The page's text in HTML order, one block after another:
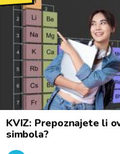
KVIZ: Prepoznajete li
simbola?